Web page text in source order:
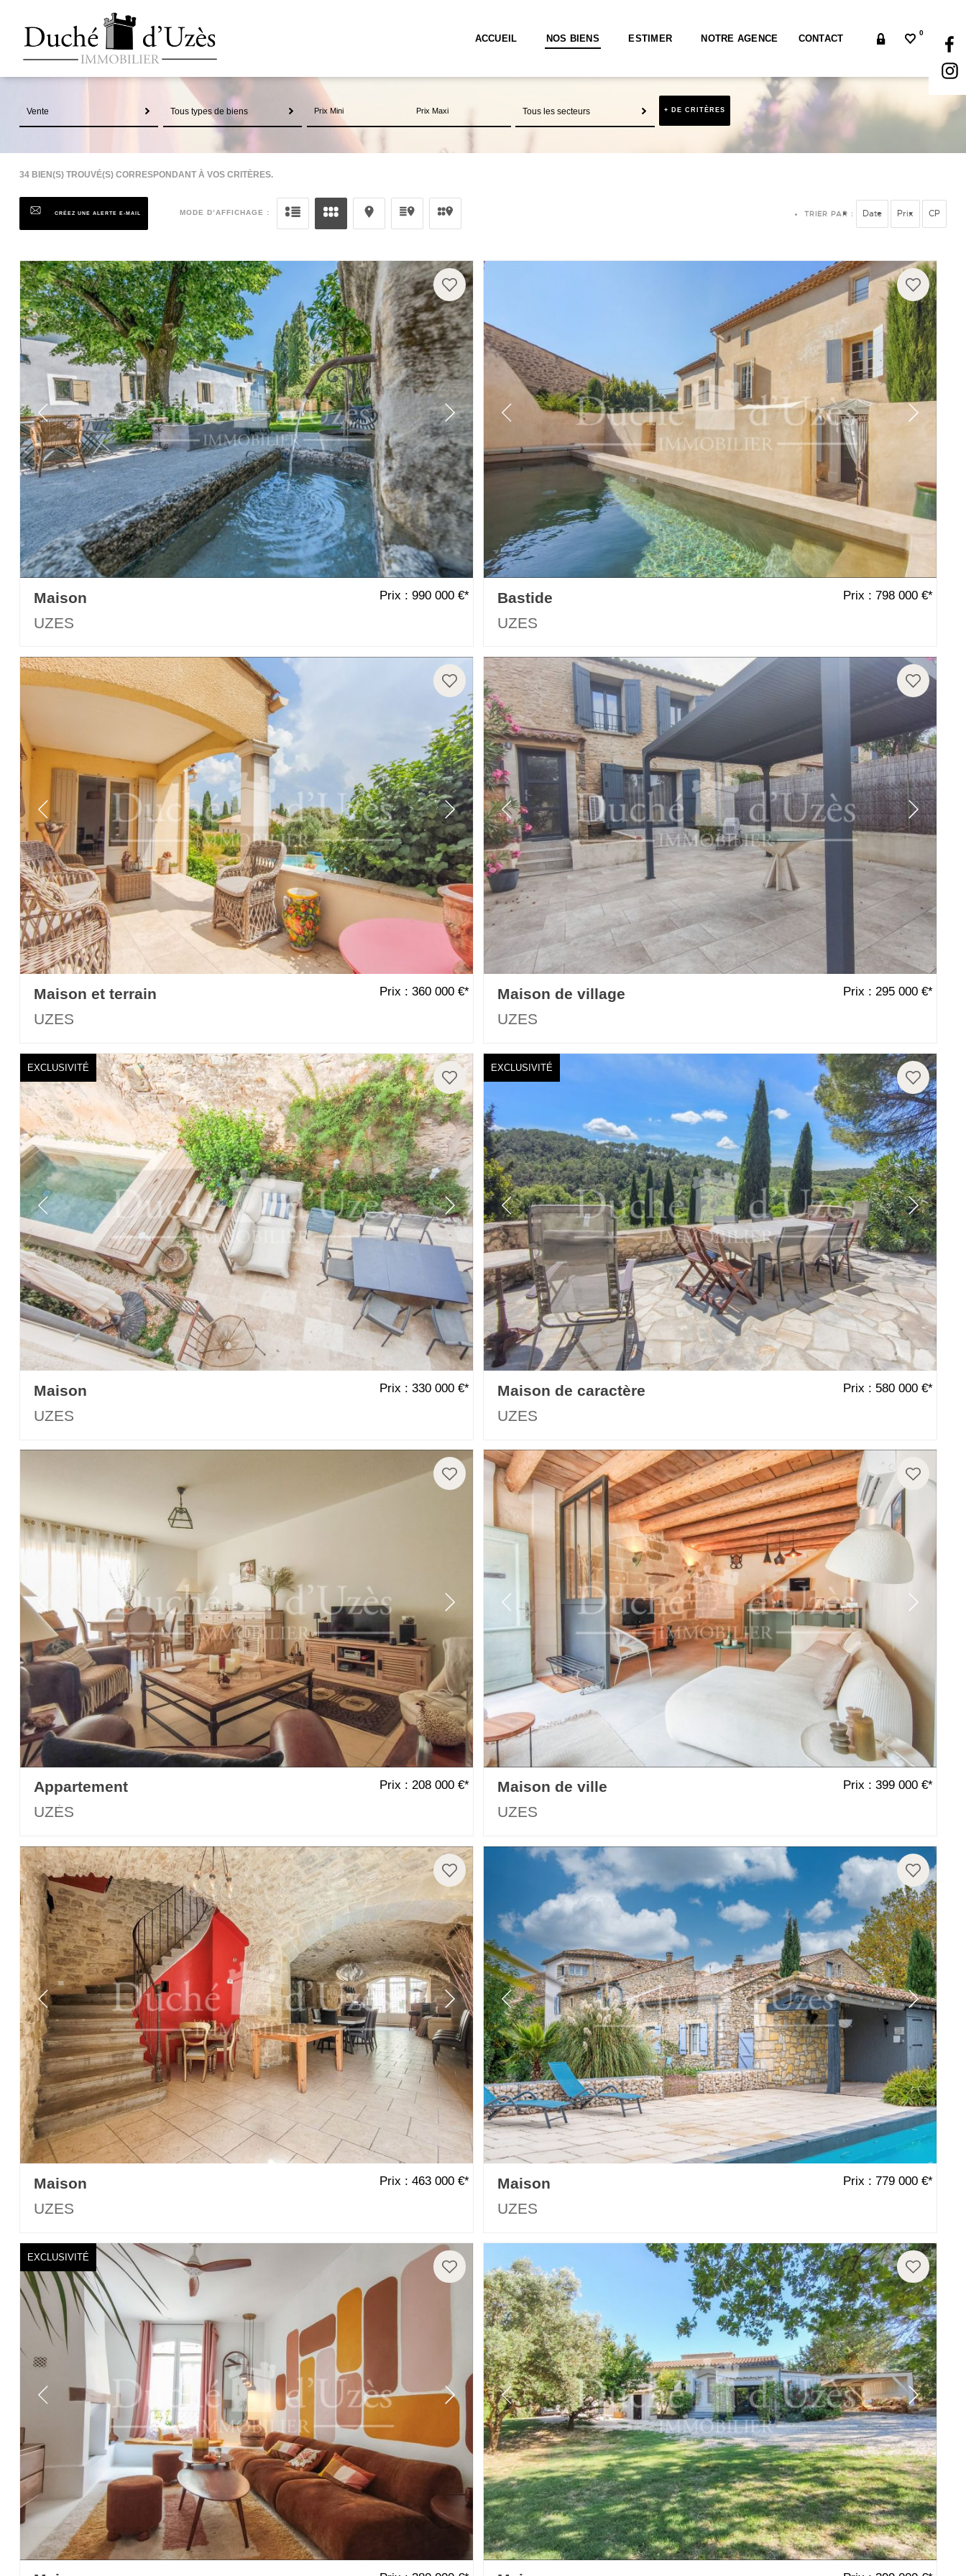
ACCUEIL NOS BIENS ESTIMER NOTRE AGENCE CONTACT 0
Vente Tous types de biens Tous les secteurs + DE CRITÈRES
34BIEN(S) TROUVÉ(S) CORRESPONDANT À VOS CRITÈRES.
CRÉEZ UNE ALERTE E-MAIL MODE D’AFFICHAGE : TRIER PAR : Date Prix CP
Maison
UZES
Prix : 990 000 €*
Bastide
UZES
Prix : 798 000 €*
Maison et terrain
UZES
Prix : 360 000 €*
Maison de village
UZES
Prix : 295 000 €*
EXCLUSIVITÉ
Maison
UZES
Prix : 330 000 €*
EXCLUSIVITÉ
Maison de caractère
UZES
Prix : 580 000 €*
Appartement
UZÈS
Prix : 208 000 €*
Maison de ville
UZES
Prix : 399 000 €*
Maison
UZES
Prix : 463 000 €*
Maison
UZES
Prix : 779 000 €*
EXCLUSIVITÉ